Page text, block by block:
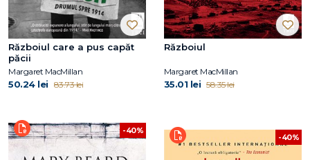
Războiul care a pus capăt
păcii
Margaret MacMillan
50.24 lei 83.73 lei
Războiul
Margaret MacMillan
35.01 lei 58.35 lei
-40%
-40%